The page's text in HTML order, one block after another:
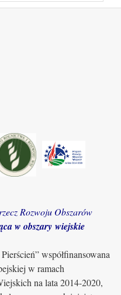
Rozwoju Obszarów
w obszary wiejskie
współfinansowana
w ramach
na lata 2014-2020,